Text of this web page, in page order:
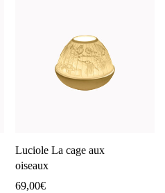
Luciole La cage aux
oiseaux
69,00€